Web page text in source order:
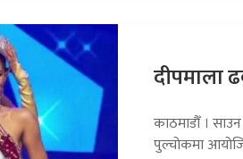
दीपमाला
काठमाडौँ ।
पुल्चोकमा